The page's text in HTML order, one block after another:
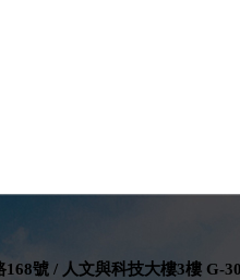
號 / 人文與科技大樓3樓 G-